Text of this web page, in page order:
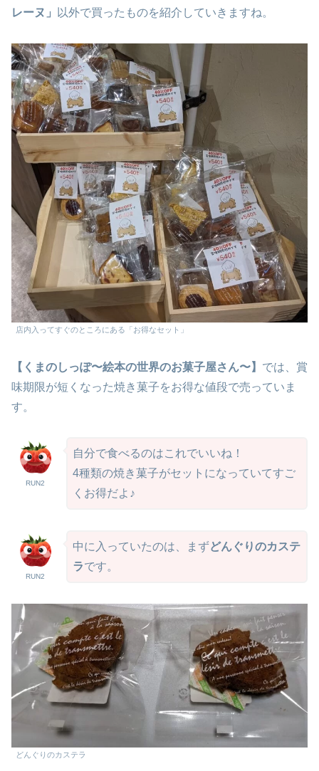
レーヌ」
以外で買ったものを紹介していきますね。
店内入ってすぐのところにある「お得なセット」
【くまのしっぽ〜絵本の世界のお菓子屋さん〜】 では、賞
味期限が短くなった焼き菓子をお得な値段で売っていま
す。
RUN2
自分で食べるのはこれでいいね！
4種類の焼き菓子がセットになっていてすご
くお得だよ♪
RUN2
中に入っていたのは、まずどんぐりのカステ
ラです。
どんぐりのカステラ